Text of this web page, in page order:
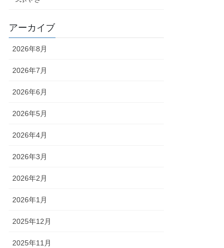
アーカイブ
2026年8月
2026年7月
2026年6月
2026年5月
2026年4月
2026年3月
2026年2月
2026年1月
2025年12月
2025年11月